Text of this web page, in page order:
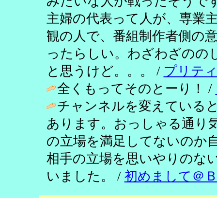
主婦の代表って人が、専業
観の人で、番組制作者側の
ったらしい。わざわざのの
と思うけど。。。 / プリテ
全くもってそのとーり！ /
チャンネルを変えている
あります。おっしゃる通り
の立場を満足してないのか
相手の立場を思いやりのな
いました。 / 初めまして＠